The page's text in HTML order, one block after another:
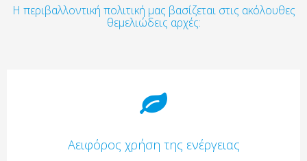
Η περιβαλλοντική πολιτική μας βασίζεται στις ακόλουθες
θεμελιώδεις αρχές:
Αειφόρος χρήση της ενέργειας